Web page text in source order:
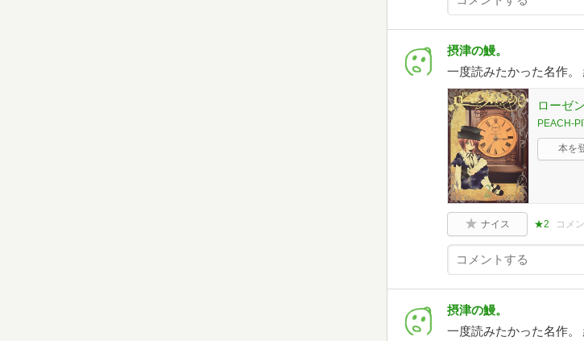
摂津の鰻。
一度読みたかった名作。
ローゼ
PEACH-
本を
ナイス ★2 コメ
摂津の鰻。
一度読みたかった名作。